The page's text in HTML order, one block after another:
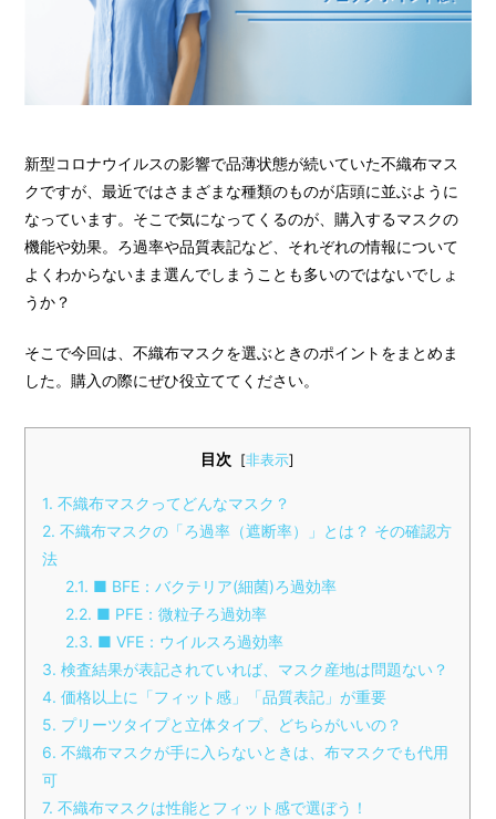
新型コロナウイルスの影響で品薄状態が続いていた不織布マス
クですが、最近ではさまざまな種類のものが店頭に並ぶように
なっています。そこで気になってくるのが、購入するマスクの
機能や効果。ろ過率や品質表記など、それぞれの情報について
よくわからないまま選んでしまうことも多いのではないでしょ
うか？
そこで今回は、不織布マスクを選ぶときのポイントをまとめま
した。購入の際にぜひ役立ててください。
目次 [非表示]
1 不織布マスクってどんなマスク？
2 不織布マスクの「ろ過率（遮断率）」とは？ その確認方
法
2.1 ■ BFE：バクテリア(細菌)ろ過効率
2.2 ■ PFE：微粒子ろ過効率
2.3 ■ VFE：ウイルスろ過効率
3 検査結果が表記されていれば、マスク産地は問題ない？
4 価格以上に「フィット感」「品質表記」が重要
5 プリーツタイプと立体タイプ、どちらがいいの？
6 不織布マスクが手に入らないときは、布マスクでも代用
可
7 不織布マスクは性能とフィット感で選ぼう！